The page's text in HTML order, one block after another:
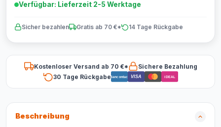
Verfügbar: Lieferzeit 2-5 Werktage
Sicher bezahlen Gratis ab 70 €* 14 Tage Rückgabe
Kostenloser Versand ab 70 €*
Sichere Bezahlung
30 Tage RückgabeBancontact VISA iDEAL
Beschreibung